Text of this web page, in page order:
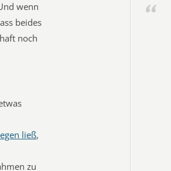
wenn
beides
noch
ließ,
zu